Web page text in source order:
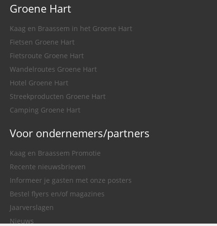
Groene Hart
Kaag en Braassem in het Groene Hart
Fietsen Groene Hart
Fietsroute Groene Hart
Wandelroutes Groene Hart
Hotel Groene Hart
Streekproducten Groene Hart
Camping Groene Hart
Voor ondernemers/partners
Kaag en Braassem Promotie
Recente nieuwsbrieven
Informeer je gasten met onze posters
Bestel flyers en/of magazines
Jaarverslagen
Nieuws